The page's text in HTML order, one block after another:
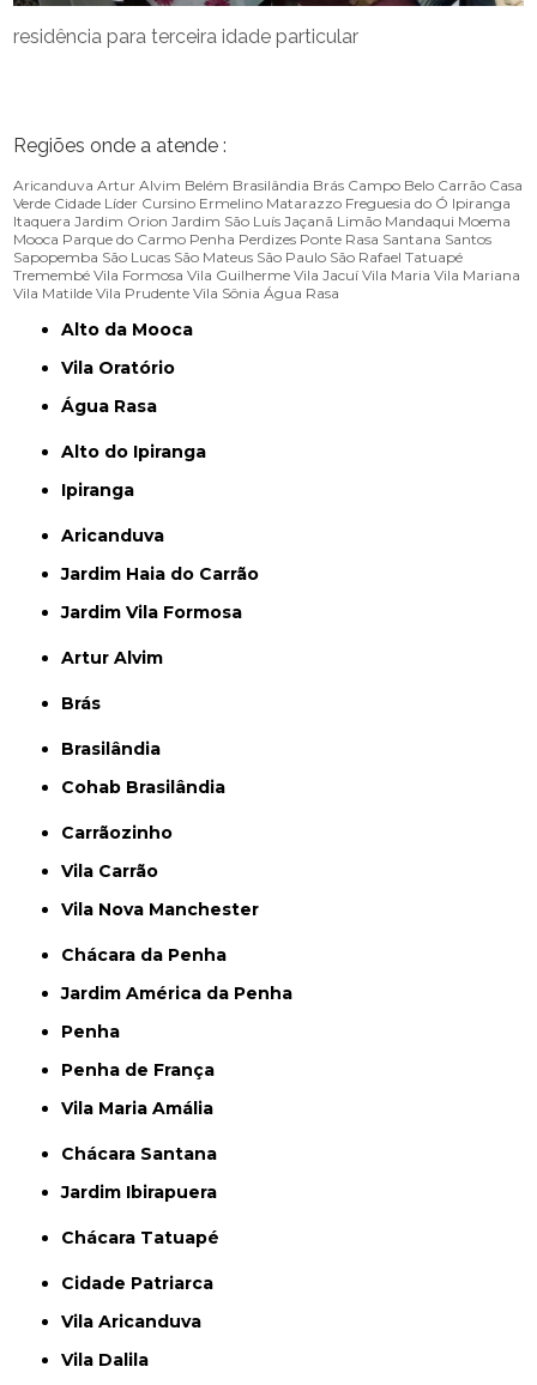
residência para terceira idade particular
Regiões onde a atende :
Aricanduva Artur Alvim Belém Brasilândia Brás Campo Belo Carrão Casa
Verde Cidade Líder Cursino Ermelino Matarazzo Freguesia do Ó Ipiranga
Itaquera Jardim Orion Jardim São Luís Jaçanã Limão Mandaqui Moema
Mooca Parque do Carmo Penha Perdizes Ponte Rasa Santana Santos
Sapopemba São Lucas São Mateus São Paulo São Rafael Tatuapé
Tremembé Vila Formosa Vila Guilherme Vila Jacuí Vila Maria Vila Mariana
Vila Matilde Vila Prudente Vila Sônia Água Rasa
Alto da Mooca
Vila Oratório
Água Rasa
Alto do Ipiranga
Ipiranga
Aricanduva
Jardim Haia do Carrão
Jardim Vila Formosa
Artur Alvim
Brás
Brasilândia
Cohab Brasilândia
Carrãozinho
Vila Carrão
Vila Nova Manchester
Chácara da Penha
Jardim América da Penha
Penha
Penha de França
Vila Maria Amália
Chácara Santana
Jardim Ibirapuera
Chácara Tatuapé
Cidade Patriarca
Vila Aricanduva
Vila Dalila